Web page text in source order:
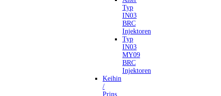
Typ
IN03
BRC
Injektoren
Typ
IN03
MY09
BRC
Injektoren
Keihin
/
Prins